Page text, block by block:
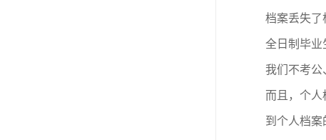
档案丢失了
全日制毕业
我们不考公
而且，个人
到个人档